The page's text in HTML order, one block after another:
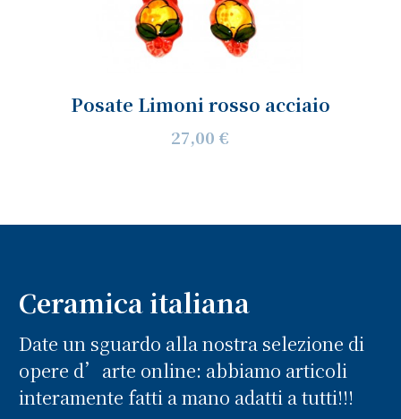
Posate Limoni rosso acciaio
27,00 €
Ceramica italiana
Date un sguardo alla nostra selezione di
opere d’arte online: abbiamo articoli
interamente fatti a mano adatti a tutti!!!